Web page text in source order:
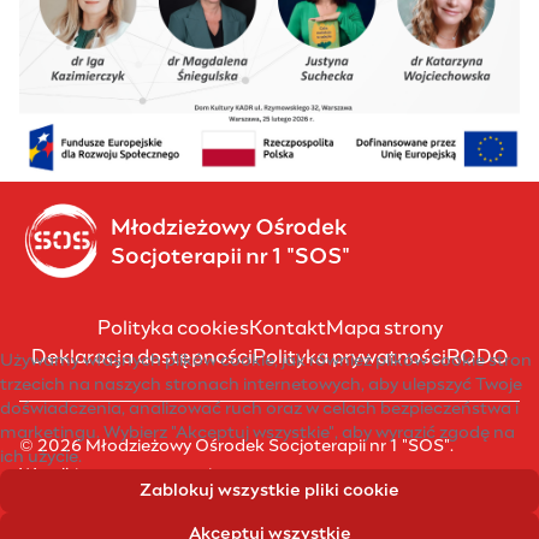
Polityka cookiesKontaktMapa strony
Deklaracja dostępnościPolityka prywatnościRODO
© 2026 Młodzieżowy Ośrodek Socjoterapii nr 1 "SOS".
Używamy własnych plików cookie, jak również plików cookie stron
trzecich na naszych stronach internetowych, aby ulepszyć Twoje
doświadczenia, analizować ruch oraz w celach bezpieczeństwa i
marketingu. Wybierz "Akceptuj wszystkie", aby wyrazić zgodę na
ich użycie.
Zablokuj wszystkie pliki cookie
Akceptuj wszystkie